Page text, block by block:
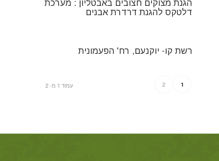
הגנת מצוקים חצובים באבטליון : מערכת
דלטקס להגנת דרדרת אבנים
רשת קו- יוקנעם, רח' הפעמונית
עמוד 1 מ- 2 1
2